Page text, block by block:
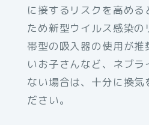
に接するリスクを高め
ため新型ウイルス感染
帯型の吸入器の使用が
いお子さんなど、ネブ
ない場合は、十分に換気
ださい。